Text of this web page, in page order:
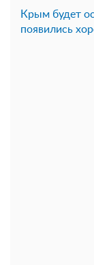
Крым будет
появились